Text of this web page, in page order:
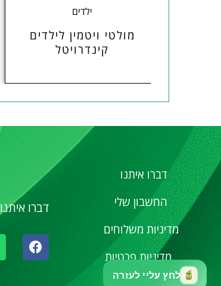
ילדים
מולטי ויטמין לילדים
קינדרויטל
דברו איתנו
החשבון שלי
מדיניות משלוחים
מדיניות פרטיות
דברו איתנו